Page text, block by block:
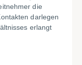
die
darlegen
erlangt